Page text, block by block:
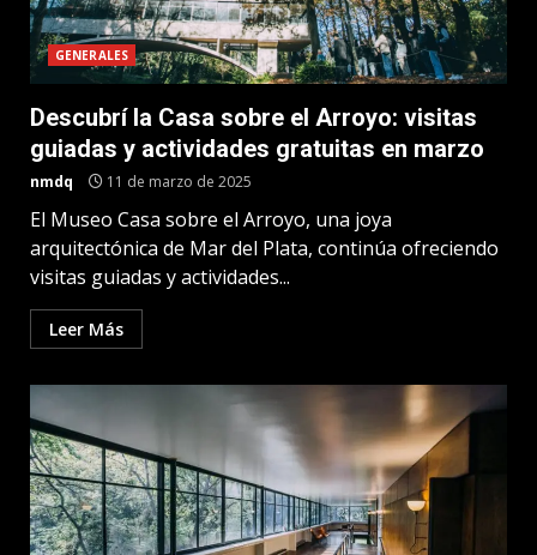
GENERALES
Descubrí la Casa sobre el Arroyo: visitas
guiadas y actividades gratuitas en marzo
nmdq 11 de marzo de 2025
El Museo Casa sobre el Arroyo, una joya
arquitectónica de Mar del Plata, continúa ofreciendo
visitas guiadas y actividades...
Leer Más